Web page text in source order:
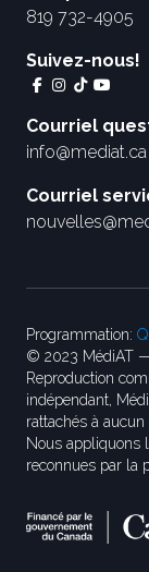
819 732-4905
Suivez-nous!
Courriel
info@mediat.ca
Courriel
Programmation:
© 2023 MédiAT
Reproduction
indépendant,
rattachés à aucun
Nous appliquons
reconnues par la